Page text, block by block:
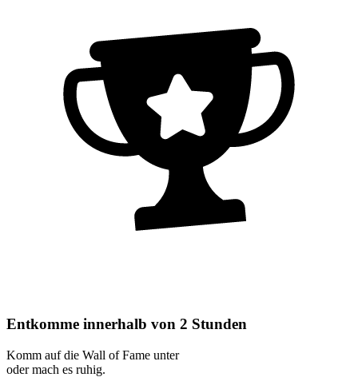
Entkomme innerhalb von 2 Stunden
Komm auf die Wall of Fame unter
oder mach es ruhig.